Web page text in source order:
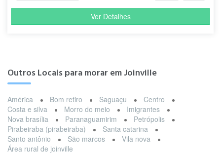
Ver Detalhes
Outros Locais para morar em Joinville
América Bom retiro Saguaçu
Centro
Costa e silva
Morro do meio
Imigrantes
Nova brasília
Paranaguamirim
Petrópolis
Pirabeiraba (pirabeiraba)
Santa catarina
Santo antônio
São marcos
Vila nova
Área rural de joinville